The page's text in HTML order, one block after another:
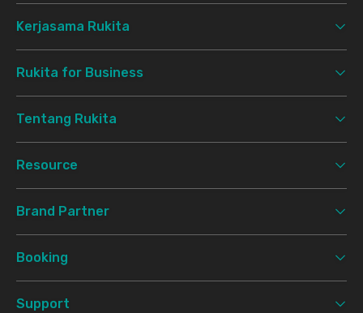
Kerjasama Rukita
Rukita for Business
Tentang Rukita
Resource
Brand Partner
Booking
Support